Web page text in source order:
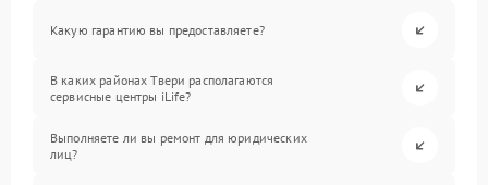
Какую гарантию вы предоставляете?
В каких районах Твери располагаются
сервисные центры iLife?
Выполняете ли вы ремонт для юридических
лиц?